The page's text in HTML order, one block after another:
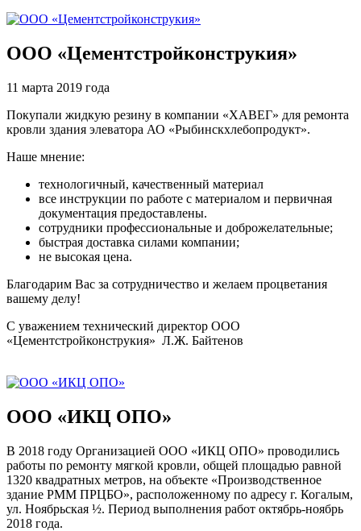
ООО «Цементстройконструкия»
11 марта 2019 года
Покупали жидкую резину в компании «ХАВЕГ» для ремонта
кровли здания элеватора АО «Рыбинскхлебопродукт».
Наше мнение:
технологичный, качественный материал
все инструкции по работе с материалом и первичная
документация предоставлены.
сотрудники профессиональные и доброжелательные;
быстрая доставка силами компании;
не высокая цена.
Благодарим Вас за сотрудничество и желаем процветания
вашему делу!
С уважением технический директор ООО
«Цементстройконструкия» Л.Ж. Байтенов
ООО «ИКЦ ОПО»
В 2018 году Организацией ООО «ИКЦ ОПО» проводились
работы по ремонту мягкой кровли, общей площадью равной
1320 квадратных метров, на объекте «Производственное
здание РММ ПРЦБО», расположенному по адресу г. Когалым,
ул. Ноябрьская ½. Период выполнения работ октябрь-ноябрь
2018 года.